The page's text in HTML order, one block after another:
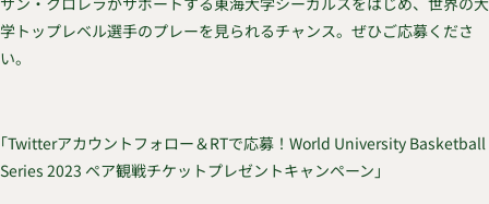
学トップレベル選手のプレーを見られるチャンス。ぜひご応募くださ
い。
｢Twitterアカウントフォロー＆RTで応募！World University Basketball
Series 2023 ペア観戦チケットプレゼントキャンペーン」